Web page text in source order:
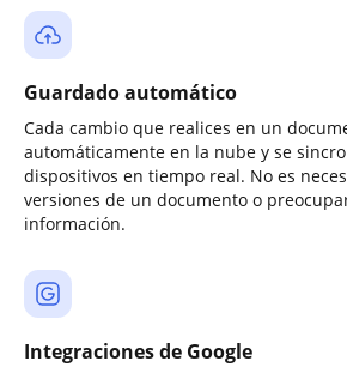
Guardado automático
Cada cambio que realices en un
automáticamente en la nube y se
dispositivos en tiempo real. No es
versiones de un documento o
información.
Integraciones de Google